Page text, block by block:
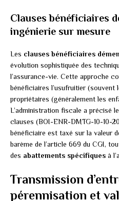
Clauses bénéficiaires
ingénierie sur mesure
Les clauses bénéficiaires
évolution sophistiquée des
l’assurance-vie. Cette approche
bénéficiaires l’usufruitier
propriétaires (généralement les
L’administration fiscale a précisé
clauses (BOI-ENR-DMTG-10-10-
bénéficiaire est taxé sur la valeur
barème de l’article 669 du CGI,
des abattements spécifiques à
Transmission
pérennisation et